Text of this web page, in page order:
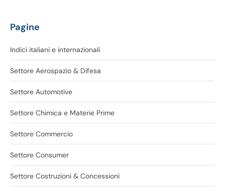
Pagine
Indici italiani e internazionali
Settore Aerospazio & Difesa
Settore Automotive
Settore Chimica e Materie Prime
Settore Commercio
Settore Consumer
Settore Costruzioni & Concessioni